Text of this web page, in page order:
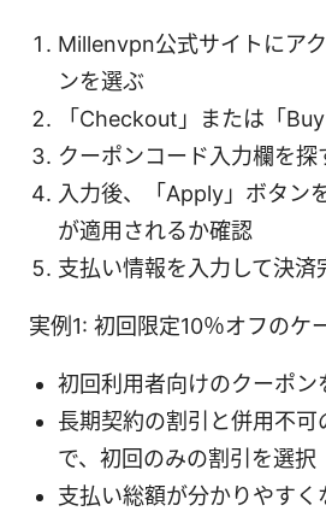
Millenvpn公式サイトにア
ンを選ぶ
「Checkout」または「
クーポンコード入力欄を探
入力後、「Apply」ボタン
が適用されるか確認
支払い情報を入力して決済
実例1: 初回限定10％オフのケ
初回利用者向けのクーポン
長期契約の割引と併用不可
で、初回のみの割引を選択
支払い総額が分かりやすく